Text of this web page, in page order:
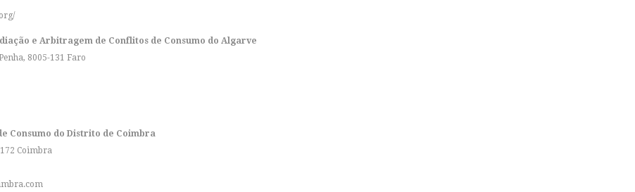
e Arbitragem de Conflitos de Consumo do Algarve
8005-131 Faro
Consumo do Distrito de Coimbra
Coimbra